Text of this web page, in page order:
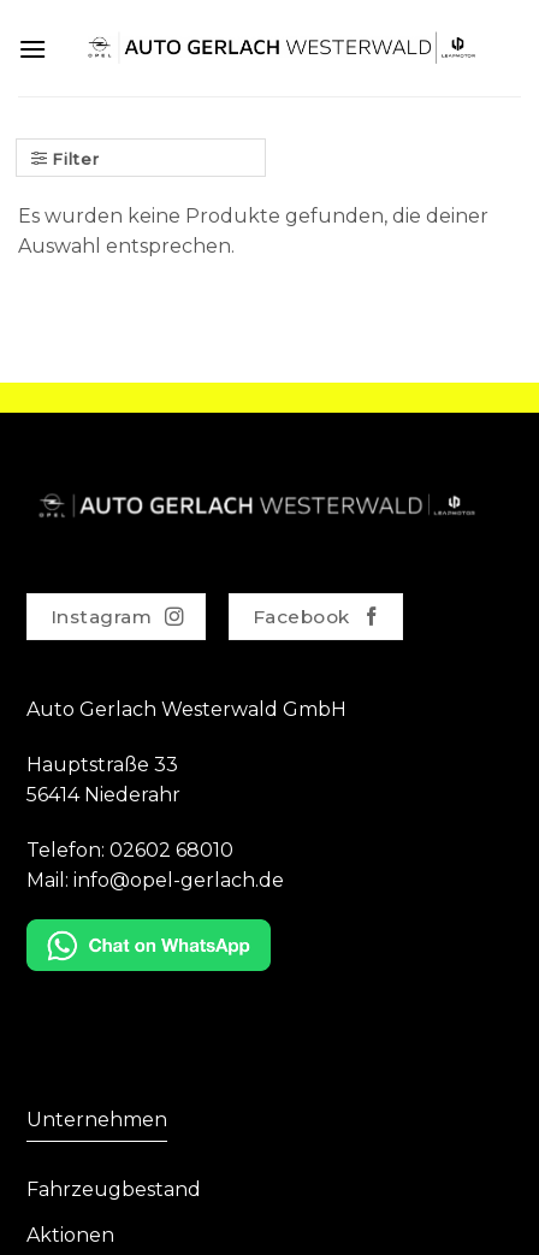
Filter
Es wurden keine Produkte gefunden, die deiner
Auswahl entsprechen.
Instagram Facebook
Auto Gerlach Westerwald GmbH
Hauptstraße 33
56414 Niederahr
Telefon:02602 68010
Mail: info@opel-gerlach.de
Unternehmen
Fahrzeugbestand
Aktionen